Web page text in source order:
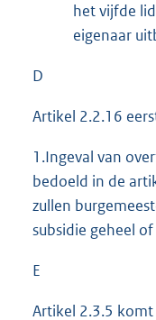
het vijfde
eigenaar
D
Artikel 2.2.16
1.Ingeval van
bedoeld in de
zullen
subsidie geheel
E
Artikel 2.3.5